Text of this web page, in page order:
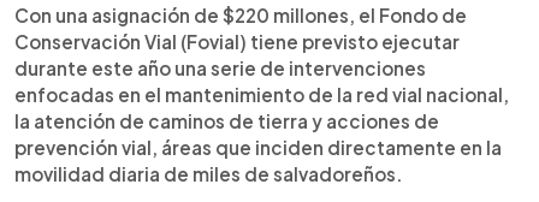
Escuchar artículo
El Fondo de Conservación Vial (Fovial) cuenta
este año con un presupuesto de $220 millones,
destinado al mantenimiento de calles, la atención
de caminos rurales y acciones de prevención vial.
Según explicó su director, Álex Beltrán, en una
entrevista radial en Punto 105, cerca de $60
millones se invertirán en mantenimiento vial, $31
millones en calles de tierra propensas a
Con una asignación de $220 millones, el Fondo de
Conservación Vial (Fovial) tiene previsto ejecutar
durante este año una serie de intervenciones
enfocadas en el mantenimiento de la red vial nacional,
la atención de caminos de tierra y acciones de
prevención vial, áreas que inciden directamente en la
movilidad diaria de miles de salvadoreños.